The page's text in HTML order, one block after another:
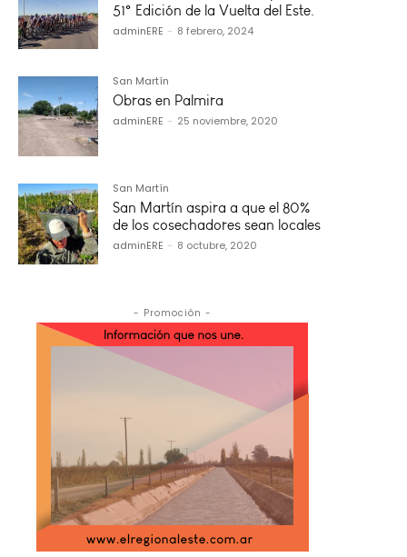
51° Edición de la Vuelta del Este.
adminERE - 8 febrero, 2024
San Martín
Obras en Palmira
adminERE - 25 noviembre, 2020
San Martín
San Martín aspira a que el 80%
de los cosechadores sean locales
adminERE - 8 octubre, 2020
- Promoción -